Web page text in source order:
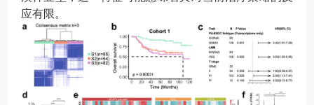
应有限。